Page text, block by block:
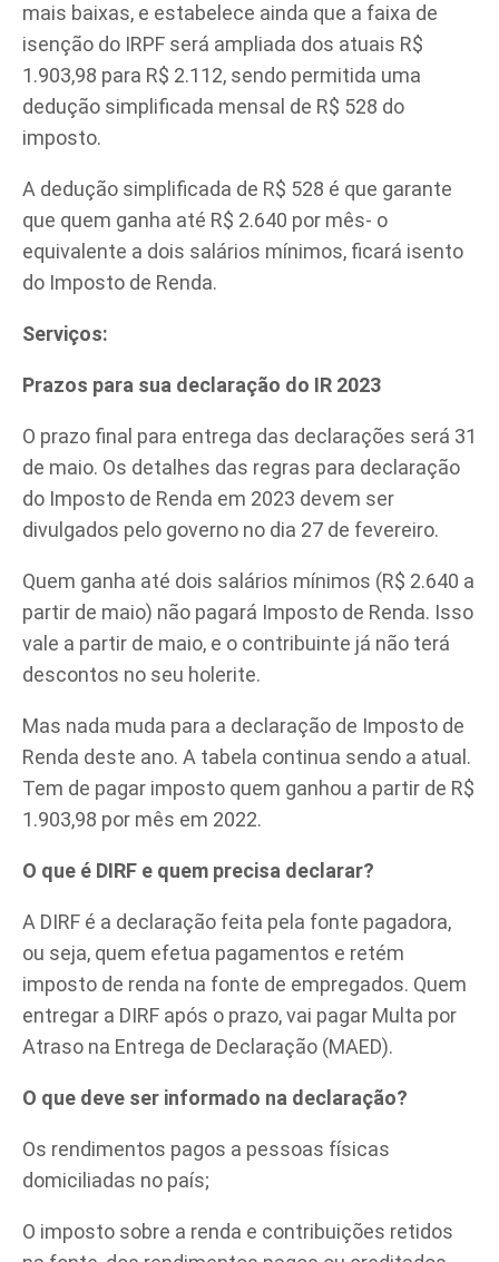
mais baixas, e estabelece ainda que a faixa de
isenção do IRPF será ampliada dos atuais R$
1.903,98 para R$ 2.112, sendo permitida uma
dedução simplificada mensal de R$ 528 do
imposto.
A dedução simplificada de R$ 528 é que garante
que quem ganha até R$ 2.640 por mês- o
equivalente a dois salários mínimos, ficará isento
do Imposto de Renda.
Serviços:
Prazos para sua declaração do IR 2023
O prazo final para entrega das declarações será 31
de maio. Os detalhes das regras para declaração
do Imposto de Renda em 2023 devem ser
divulgados pelo governo no dia 27 de fevereiro.
Quem ganha até dois salários mínimos (R$ 2.640 a
partir de maio) não pagará Imposto de Renda. Isso
vale a partir de maio, e o contribuinte já não terá
descontos no seu holerite.
Mas nada muda para a declaração de Imposto de
Renda deste ano. A tabela continua sendo a atual.
Tem de pagar imposto quem ganhou a partir de R$
1.903,98 por mês em 2022.
O que é DIRF e quem precisa declarar?
A DIRF é a declaração feita pela fonte pagadora,
ou seja, quem efetua pagamentos e retém
imposto de renda na fonte de empregados. Quem
entregar a DIRF após o prazo, vai pagar Multa por
Atraso na Entrega de Declaração (MAED).
O que deve ser informado na declaração?
Os rendimentos pagos a pessoas físicas
domiciliadas no país;
O imposto sobre a renda e contribuições retidos